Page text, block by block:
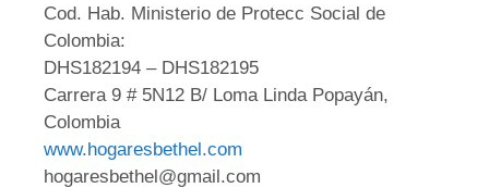
Cod. Hab. Ministerio de Protecc Social de
Colombia:
DHS182194 – DHS182195
Carrera 9 # 5N12 B/ Loma Linda Popayán,
Colombia
www.hogaresbethel.com
hogaresbethel@gmail.com